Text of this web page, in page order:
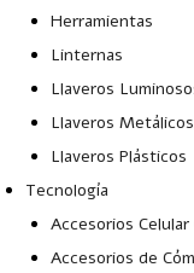
Herramientas
Linternas
Llaveros
Llaveros Metálicos
Llaveros Plásticos
Tecnología
Accesorios
Accesorios de